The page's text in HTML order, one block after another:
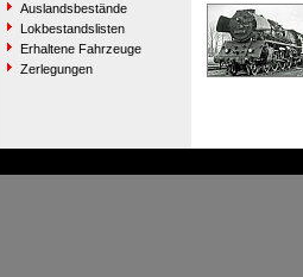
Auslandsbestände
Lokbestandslisten
Erhaltene Fahrzeuge
Zerlegungen